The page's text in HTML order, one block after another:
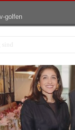
golfen